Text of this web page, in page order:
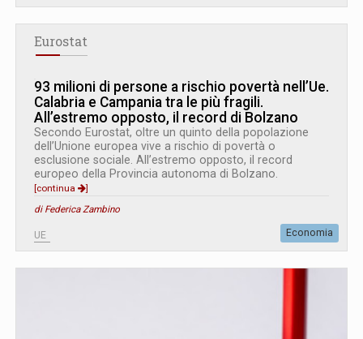
Eurostat
93 milioni di persone a rischio povertà nell’Ue.
Calabria e Campania tra le più fragili.
All’estremo opposto, il record di Bolzano
Secondo Eurostat, oltre un quinto della popolazione
dell’Unione europea vive a rischio di povertà o
esclusione sociale. All’estremo opposto, il record
europeo della Provincia autonoma di Bolzano.
[continua
]
di Federica Zambino
UE Economia